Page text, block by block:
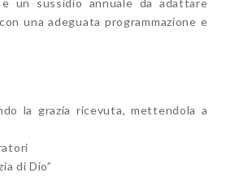
un sussidio annuale da adattare
una adeguata programmazione e
la grazia ricevuta, mettendola a
di Dio”